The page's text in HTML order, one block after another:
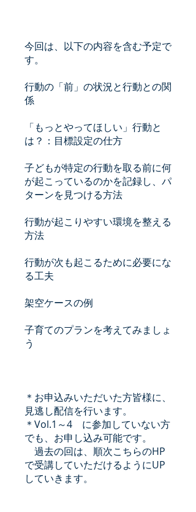
今回は、以下の内容を含む予定で
す。
行動の「前」の状況と行動との関
係
「もっとやってほしい」行動と
は？：目標設定の仕方
子どもが特定の行動を取る前に何
が起こっているのかを記録し、パ
ターンを見つける方法
行動が起こりやすい環境を整える
方法
行動が次も起こるために必要にな
る工夫
架空ケースの例
子育てのプランを考えてみましょ
う
＊お申込みいただいた方皆様に、
見逃し配信を行います。
＊Vol.1～4 に参加していない方
でも、お申し込み可能です。
過去の回は、順次こちらのHP
で受講していただけるようにUP
していきます。